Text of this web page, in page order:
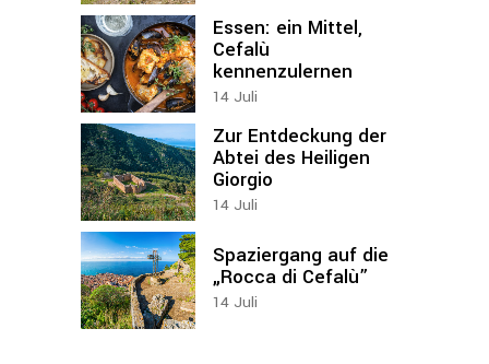
Essen: ein Mittel,
Cefalù
kennenzulernen
14 Juli
Zur Entdeckung der
Abtei des Heiligen
Giorgio
14 Juli
Spaziergang auf die
„Rocca di Cefalù”
14 Juli